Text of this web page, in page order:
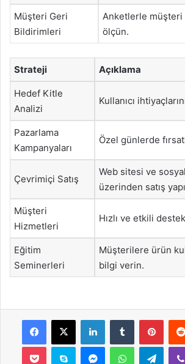
Müşteri Geri
Bildirimleri
Anketlerle
ölçün.
Strateji Açıklama
Hedef Kitle
Analizi
Kullanıcı
Pazarlama
Kampanyaları
Özel günlerde
Çevrimiçi Satış
Web sitesi ve
üzerinden satış
Müşteri
Hizmetleri
Hızlı ve etkili
Eğitim
Seminerleri
Müşterilere ürün
bilgi verin.
Facebook
X LinkedInTumblr
Pocket Skype MessengerWhatsApp